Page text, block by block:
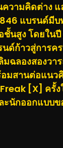
วามคิดต่าง
แบรนด์มี
นสูง โดยใน
ด์ก้าวสู่การค
ฉลองสองว
มสานต่อแนว
[X] ครั้
นักออกแบบ